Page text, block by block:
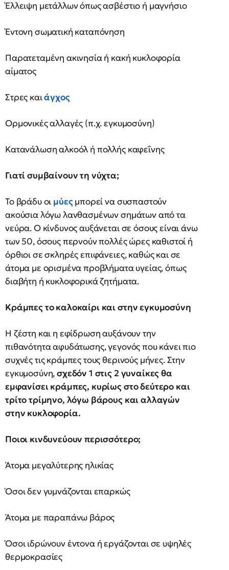
Έλλειψη μετάλλων όπως ασβέστιο ή μαγνήσιο
Έντονη σωματική καταπόνηση
Παρατεταμένη ακινησία ή κακή κυκλοφορία
αίματος
Στρες καιάγχος
Ορμονικές αλλαγές (π.χ. εγκυμοσύνη)
Κατανάλωση αλκοόλ ή πολλής καφεΐνης
Γιατί συμβαίνουν τη νύχτα;
Το βράδυ οι μύεςμπορεί να συσπαστούν
ακούσια λόγω λανθασμένων σημάτων από τα
νεύρα. Ο κίνδυνος αυξάνεται σε όσους είναι άνω
των 50, όσους περνούν πολλές ώρες καθιστοί ή
όρθιοι σε σκληρές επιφάνειες, καθώς και σε
άτομα με ορισμένα προβλήματα υγείας, όπως
διαβήτη ή κυκλοφορικά ζητήματα.
Κράμπες το καλοκαίρι και στην εγκυμοσύνη
Η ζέστη και η εφίδρωση αυξάνουν την
πιθανότητα αφυδάτωσης, γεγονός που κάνει πιο
συχνές τις κράμπες τους θερινούς μήνες. Στην
εγκυμοσύνη,σχεδόν 1 στις 2 γυναίκες θα
εμφανίσει κράμπες, κυρίως στο δεύτερο και
τρίτο τρίμηνο, λόγω βάρους και αλλαγών
στην κυκλοφορία.
Ποιοι κινδυνεύουν περισσότερο;
Άτομα μεγαλύτερης ηλικίας
Όσοι δεν γυμνάζονται επαρκώς
Άτομα με παραπάνω βάρος
Όσοι ιδρώνουν έντονα ή εργάζονται σε υψηλές
θερμοκρασίες